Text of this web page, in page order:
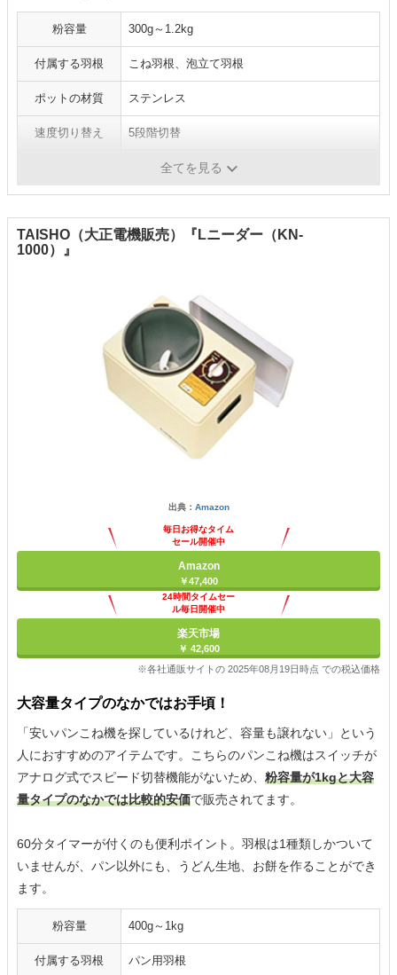
粉容量 300g～1.2kg
付属する羽根 こね羽根、泡立て羽根
ポットの材質 ステンレス
速度切り替え 5段階切替
全てを見る
TAISHO（大正電機販売）『Lニーダー（KN-
1000）』
出典： Amazon
毎日お得なタイム
セール開催中
Amazon
￥47,400
24時間タイムセー
ル毎日開催中
楽天市場
￥ 42,600
※各社通販サイトの 2025年08月19日時点 での税込価格
大容量タイプのなかではお手頃！
「安いパンこね機を探しているけれど、容量も譲れない」という
人におすすめのアイテムです。こちらのパンこね機はスイッチが
アナログ式でスピード切替機能がないため、 粉容量が1kgと大容
量タイプのなかでは比較的安価で販売されてます。
60分タイマーが付くのも便利ポイント。羽根は1種類しかついて
いませんが、パン以外にも、うどん生地、お餅を作ることができ
ます。
粉容量 400g～1kg
付属する羽根 パン用羽根